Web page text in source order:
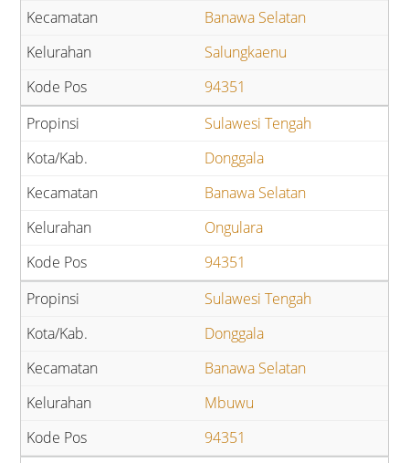
Banawa Selatan
Salungkaenu
94351
Sulawesi Tengah
Donggala
Banawa Selatan
Ongulara
94351
Sulawesi Tengah
Donggala
Banawa Selatan
Mbuwu
94351